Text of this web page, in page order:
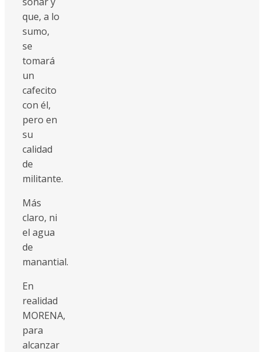
que, a lo
sumo,
se
tomará
un
cafecito
con él,
pero en
su
calidad
de
militante.
Más
claro, ni
el agua
de
manantial.
En
realidad
MORENA,
para
alcanzar